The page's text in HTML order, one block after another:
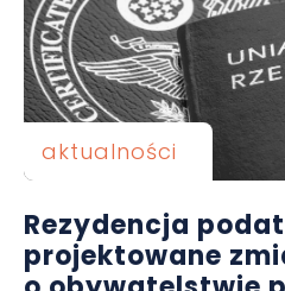
aktualności
Rezydencja
projektowane